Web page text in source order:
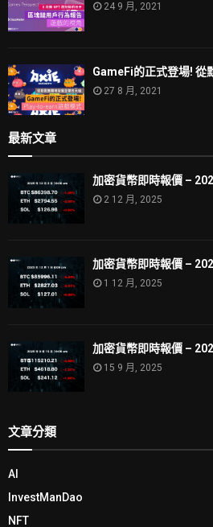
24 9 月, 2021
GameFi的正式登場! 從
27 8 月, 2021
最新文章
加密貨幣即時報價 –
2 12 月, 2025
加密貨幣即時報價 –
1 12 月, 2025
加密貨幣即時報價 –
15 9 月, 2025
文章分類
AI
InvestManDao
NFT